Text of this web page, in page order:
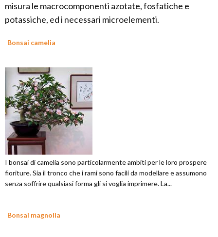
misura le macrocomponenti azotate, fosfatiche e
potassiche, ed i necessari microelementi.
Bonsai camelia
I bonsai di camelia sono particolarmente ambiti per le loro prospere
fioriture. Sia il tronco che i rami sono facili da modellare e assumono
senza soffrire qualsiasi forma gli si voglia imprimere. La...
Bonsai magnolia